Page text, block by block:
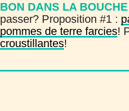
BON DANS LA
passer? Proposition #1 :
pommes de terre farcies!
croustillantes!